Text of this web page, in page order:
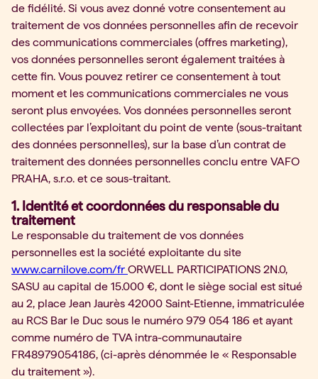
de fidélité. Si vous avez donné votre consentement au
traitement de vos données personnelles afin de recevoir
des communications commerciales (offres marketing),
vos données personnelles seront également traitées à
cette fin. Vous pouvez retirer ce consentement à tout
moment et les communications commerciales ne vous
seront plus envoyées. Vos données personnelles seront
collectées par l’exploitant du point de vente (sous-traitant
des données personnelles), sur la base d’un contrat de
traitement des données personnelles conclu entre VAFO
PRAHA, s.r.o. et ce sous-traitant.
1. Identité et coordonnées du responsable du
traitement
Le responsable du traitement de vos données
personnelles est la société exploitante du site
www.carnilove.com/fr ORWELL PARTICIPATIONS 2N.0,
SASU au capital de 15.000 €, dont le siège social est situé
au 2, place Jean Jaurès 42000 Saint-Etienne, immatriculée
au RCS Bar le Duc sous le numéro 979 054 186 et ayant
comme numéro de TVA intra-communautaire
FR48979054186, (ci-après dénommée le « Responsable
du traitement »).